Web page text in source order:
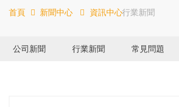
首頁 新聞中心 資訊中心行業新聞
公司新聞 行業新聞 常見問題